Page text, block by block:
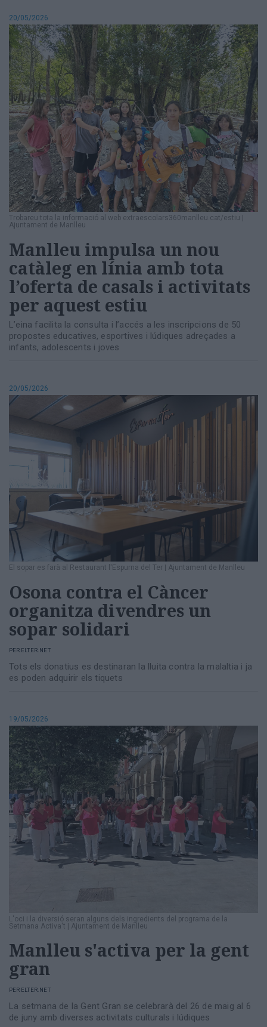
20/05/2026
Trobareu tota la informació al web extraescolars360manlleu.cat/estiu |
Ajuntament de Manlleu
Manlleu impulsa un nou
catàleg en línia amb tota
l’oferta de casals i activitats
per aquest estiu
L’eina facilita la consulta i l’accés a les inscripcions de 50
propostes educatives, esportives i lúdiques adreçades a
infants, adolescents i joves
20/05/2026
El sopar es farà al Restaurant l'Espurna del Ter Ajuntament de Manlleu
Osona contra el Càncer
organitza divendres un
sopar solidari
PER ELTER.NET
Tots els donatius es destinaran la lluita contra la malaltia i ja
es poden adquirir els tiquets
19/05/2026
L'oci i la diversió seran alguns dels ingredients del programa de la
Setmana Activa't | Ajuntament de Manlleu
Manlleu s'activa per la gent
gran
PER ELTER.NET
La setmana de la Gent Gran se celebrarà del 26 de maig al 6
de juny amb diverses activitats culturals i lúdiques